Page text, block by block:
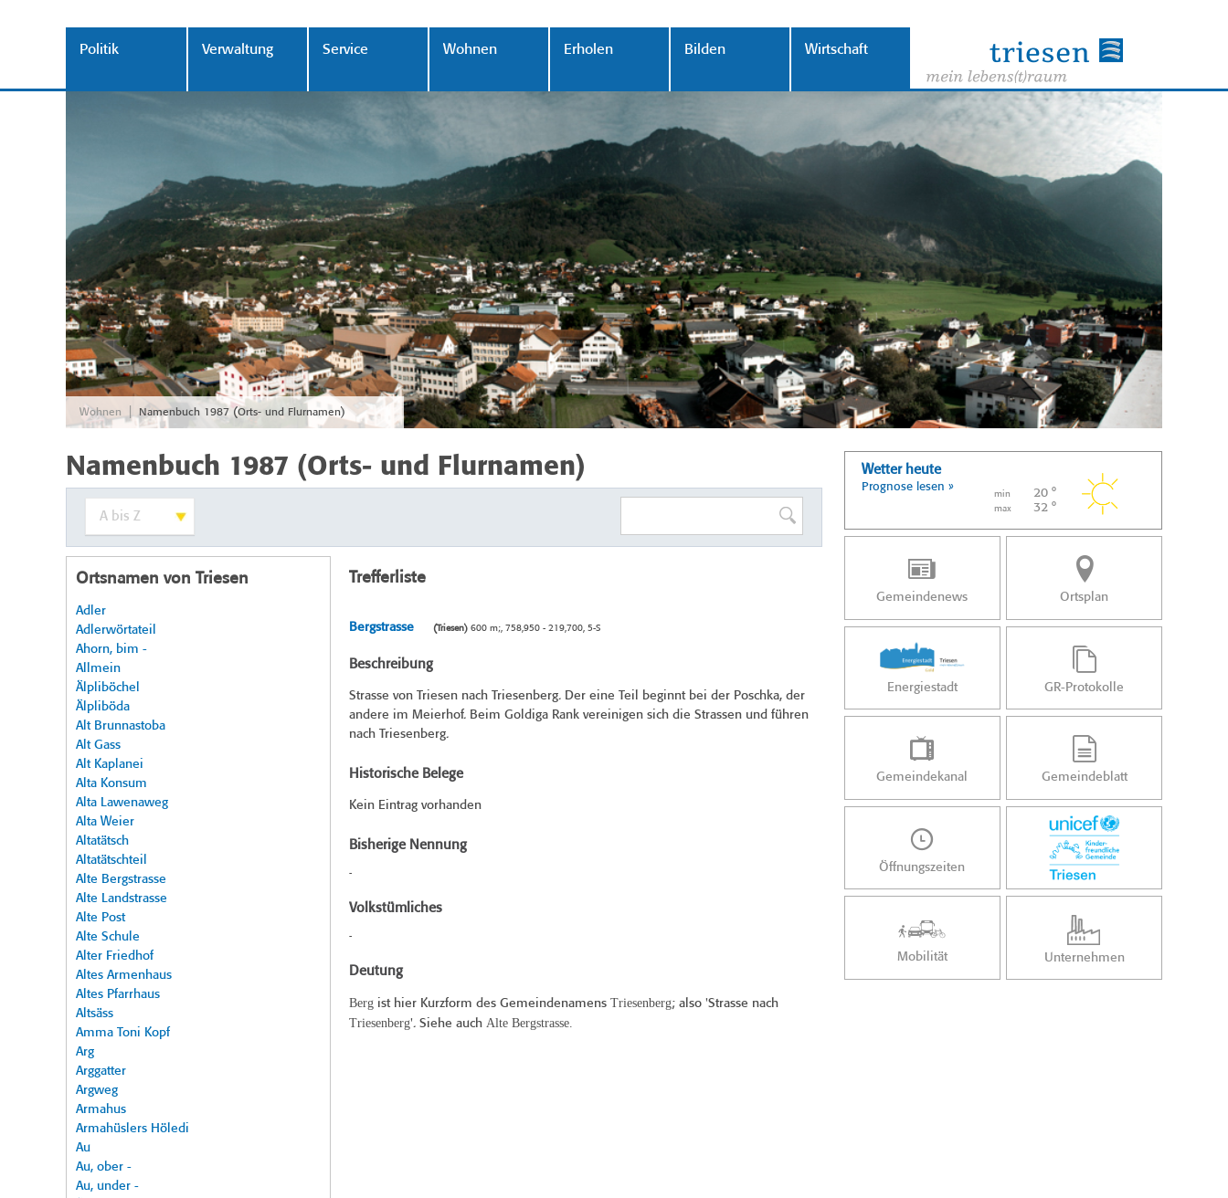
Politik Verwaltung Service Wohnen Erholen Bilden Wirtschaft
Wohnen Namenbuch 1987 (Orts- und Flurnamen)
Namenbuch 1987 (Orts- und Flurnamen)
Ortsnamen von Triesen
Adler
Adlerwörtateil
Ahorn, bim -
Allmein
Älpliböchel
Älpliböda
Alt Brunnastoba
Alt Gass
Alt Kaplanei
Alta Konsum
Alta Lawenaweg
Alta Weier
Altatätsch
Altatätschteil
Alte Bergstrasse
Alte Landstrasse
Alte Post
Alte Schule
Alter Friedhof
Altes Armenhaus
Altes Pfarrhaus
Altsäss
Amma Toni Kopf
Arg
Arggatter
Argweg
Armahus
Armahüslers Höledi
Au
Au, ober -
Au, under -
Trefferliste
Bergstrasse (Triesen)600 m;, 758,950 - 219,700, 5-S
Beschreibung
Strasse von Triesen nach Triesenberg. Der eine Teil beginnt bei der Poschka, der
andere im Meierhof. Beim Goldiga Rank vereinigen sich die Strassen und führen
nach Triesenberg.
Historische Belege
Kein Eintrag vorhanden
Bisherige Nennung
-
Volkstümliches
-
Deutung
Bergist hier Kurzform des Gemeindenamens Triesenberg; also 'Strasse nach
Triesenberg'. Siehe auch Alte Bergstrasse.
Wetter heute
Prognose lesen »
min 20 °
max 32 °
Gemeindenews Ortsplan
Energiestadt GR-Protokolle
Gemeindekanal Gemeindeblatt
Öffnungszeiten
Mobilität Unternehmen